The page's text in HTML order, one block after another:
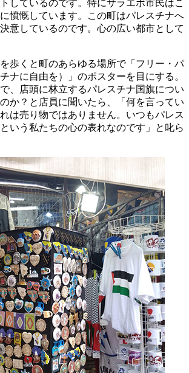
しているのです。特にサラエボ市民はこ
憤慨しています。この町はパレスチナへ
意しているのです。心の広い都市として
歩くと町のあらゆる場所で「フリー・パ
ナに自由を）」のポスターを目にする。
、店頭に林立するパレスチナ国旗につい
か？と店員に聞いたら、「何を言ってい
は売り物ではありません。いつもパレス
いう私たちの心の表れなのです」と叱ら